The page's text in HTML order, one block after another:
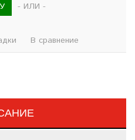
- ИЛИ -
В сравнение